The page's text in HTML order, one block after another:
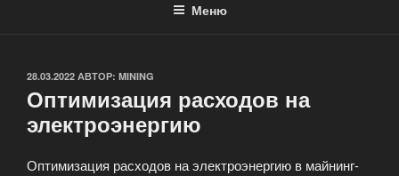
Меню
ОПУБЛИКОВАНО
28.03.2022 АВТОР: MINING
Оптимизация расходов на
электроэнергию
Оптимизация расходов на электроэнергию в майнинг-